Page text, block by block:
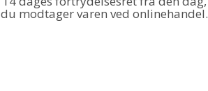
du modtager varen ved onlinehandel.